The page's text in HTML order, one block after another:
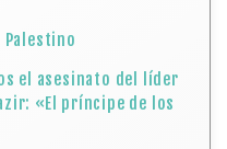
el asesinato del líder
«El príncipe de los